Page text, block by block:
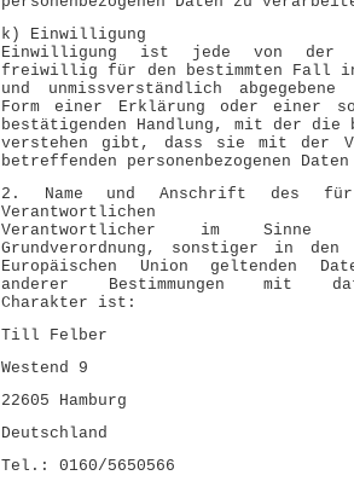
k) Einwilligung
Einwilligung ist jede von der
freiwillig für den bestimmten Fall
und unmissverständlich abgegebene
Form einer Erklärung oder einer
bestätigenden Handlung, mit der die
verstehen gibt, dass sie mit der
betreffenden personenbezogenen
2. Name und Anschrift des
Verantwortlichen
Verantwortlicher im Sinne
Grundverordnung, sonstiger in
Europäischen Union geltenden
anderer Bestimmungen mit
Charakter ist:
Till Felber
Westend 9
22605 Hamburg
Deutschland
Tel.: 0160/5650566